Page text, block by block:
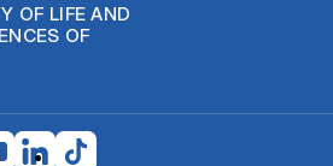
OF LIFE AND
OF